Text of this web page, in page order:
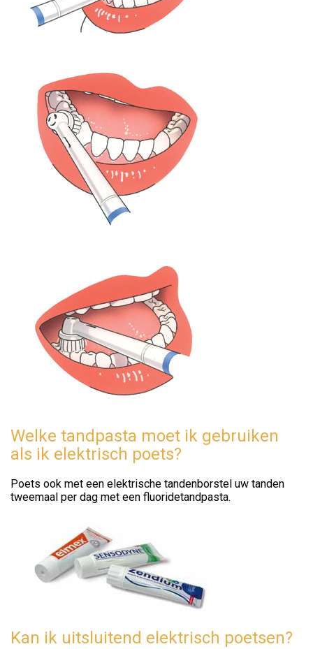
Welke tandpasta moet ik gebruiken
als ik elektrisch poets?
Poets ook met een elektrische tandenborstel uw tanden
tweemaal per dag met een fluoridetandpasta.
Kan ik uitsluitend elektrisch poetsen?